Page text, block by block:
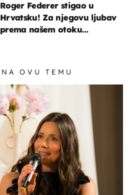
Roger Federer stigao u
Hrvatsku! Za njegovu ljubav
prema našem otoku
NA OVU TEMU